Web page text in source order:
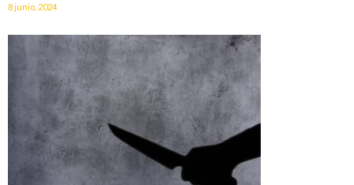
8 junio, 2024